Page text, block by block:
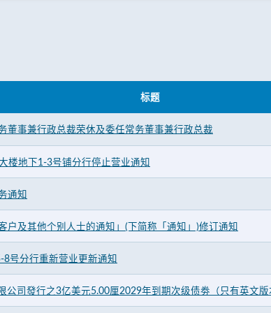
标题
董事兼行政总裁荣休及委任常务董事兼行政总裁
楼地下1-3号铺分行停止营业通知
通知
户及其他个别人士的通知」(下简称「通知」)修订通知
号分行重新营业更新通知
公司發行之3亿美元5.00厘2029年到期次级债劵（只有英文版